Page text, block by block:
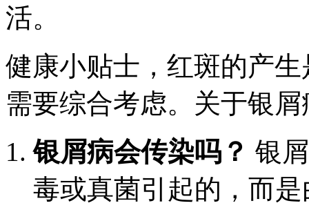
活。
健康小贴士，红斑的产
需要综合考虑。关于银
银屑病会传染吗？ 银
毒或真菌引起的，而